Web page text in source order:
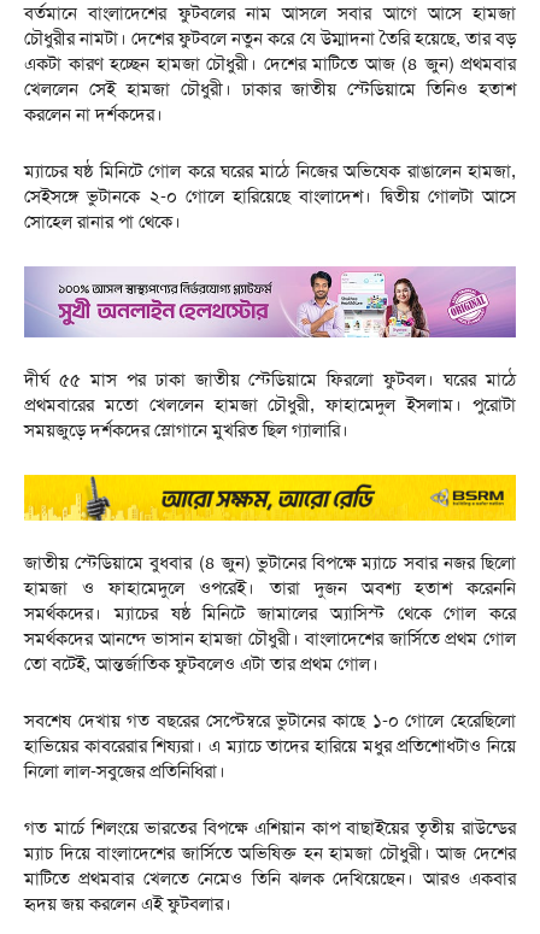
বর্তমানে বাংলাদেশের ফুটবলের নাম আসলে সবার আগে আসে হামজা
চৌধুরীর নামটা। দেশের ফুটবলে নতুন করে যে উম্মাদনা তৈরি হয়েছে, তার বড়
একটা কারণ হচ্ছেন হামজা চৌধুরী। দেশের মাটিতে আজ (৪ জুন) প্রথমবার
খেললেন সেই হামজা চৌধুরী। ঢাকার জাতীয় স্টেডিয়ামে তিনিও হতাশ
করলেন না দর্শকদের।
ম্যাচের ষষ্ঠ মিনিটে গোল করে ঘরের মাঠে নিজের অভিষেক রাঙালেন হামজা,
সেইসঙ্গে ভুটানকে ২-০ গোলে হারিয়েছে বাংলাদেশ। দ্বিতীয় গোলটা আসে
সোহেল রানার পা থেকে।
দীর্ঘ ৫৫ মাস পর ঢাকা জাতীয় স্টেডিয়ামে ফিরলো ফুটবল। ঘরের মাঠে
প্রথমবারের মতো খেললেন হামজা চৌধুরী, ফাহামেদুল ইসলাম। পুরোটা
সময়জুড়ে দর্শকদের স্লোগানে মুখরিত ছিল গ্যালারি।
জাতীয় স্টেডিয়ামে বুধবার (৪ জুন) ভুটানের বিপক্ষে ম্যাচে সবার নজর ছিলো
হামজা ও ফাহামেদুলে ওপরেই। তারা দুজন অবশ্য হতাশ করেননি
সমর্থকদের। ম্যাচের ষষ্ঠ মিনিটে জামালের অ্যাসিস্ট থেকে গোল করে
সমর্থকদের আনন্দে ভাসান হামজা চৌধুরী। বাংলাদেশের জার্সিতে প্রথম গোল
তো বটেই, আন্তর্জাতিক ফুটবলেও এটা তার প্রথম গোল।
সবশেষ দেখায় গত বছরের সেপ্টেম্বরে ভুটানের কাছে ১-০ গোলে হেরেছিলো
হাভিয়ের কাবরেরার শিষ্যরা। এ ম্যাচে তাদের হারিয়ে মধুর প্রতিশোধটাও নিয়ে
নিলো লাল-সবুজের প্রতিনিধিরা।
গত মার্চে শিলংয়ে ভারতের বিপক্ষে এশিয়ান কাপ বাছাইয়ের তৃতীয় রাউন্ডের
ম্যাচ দিয়ে বাংলাদেশের জার্সিতে অভিষিক্ত হন হামজা চৌধুরী। আজ দেশের
মাটিতে প্রথমবার খেলতে নেমেও তিনি ঝলক দেখিয়েছেন। আরও একবার
হৃদয় জয় করলেন এই ফুটবলার।